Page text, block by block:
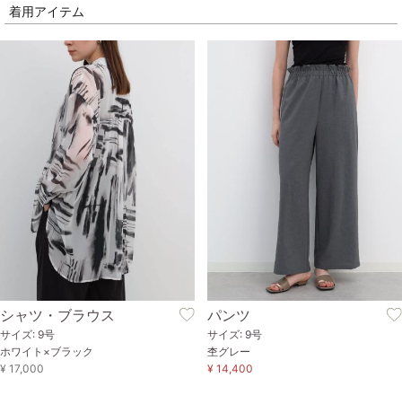
着用アイテム
シャツ・ブラウス
サイズ: 9号
ホワイト×ブラック
¥ 17,000
パンツ
サイズ: 9号
杢グレー
¥ 14,400